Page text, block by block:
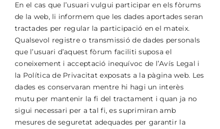
En el cas que l’usuari vulgui participar en els fòrums
de la web, li informem que les dades aportades seran
tractades per regular la participació en el mateix.
Qualsevol registre o transmissió de dades personals
que l’usuari d’aquest fòrum faciliti suposa el
coneixement i acceptació inequívoc de l’Avís Legal i
la Política de Privacitat exposats a la pàgina web. Les
dades es conservaran mentre hi hagi un interès
mutu per mantenir la fi del tractament i quan ja no
sigui necessari per a tal fi, es suprimiran amb
mesures de seguretat adequades per garantir la